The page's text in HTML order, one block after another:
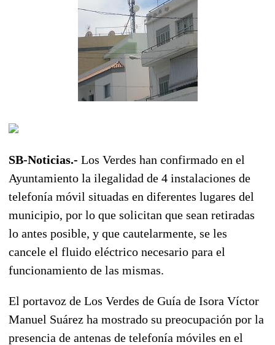
SB-Noticias.- Los Verdes han confirmado en el
Ayuntamiento la ilegalidad de 4 instalaciones de
telefonía móvil situadas en diferentes lugares del
municipio, por lo que solicitan que sean retiradas
lo antes posible, y que cautelarmente, se les
cancele el fluido eléctrico necesario para el
funcionamiento de las mismas.
El portavoz de Los Verdes de Guía de Isora Víctor
Manuel Suárez ha mostrado su preocupación por la
presencia de antenas de telefonía móviles en el